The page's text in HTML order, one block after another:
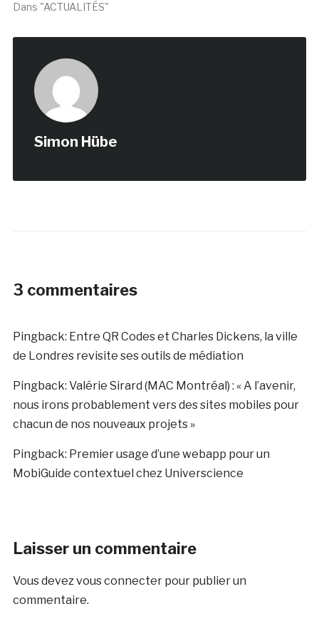
Dans "ACTUALITÉS"
Simon Hübe
3 commentaires
Pingback: Entre QR Codes et Charles Dickens, la ville
de Londres revisite ses outils de médiation
Pingback: Valérie Sirard (MAC Montréal) : « A l’avenir,
nous irons probablement vers des sites mobiles pour
chacun de nos nouveaux projets »
Pingback: Premier usage d’une webapp pour un
MobiGuide contextuel chez Universcience
Laisser un commentaire
Vous devezvous connecterpour publier un
commentaire.